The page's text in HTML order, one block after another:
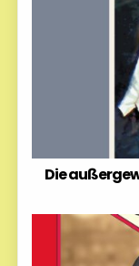
Die